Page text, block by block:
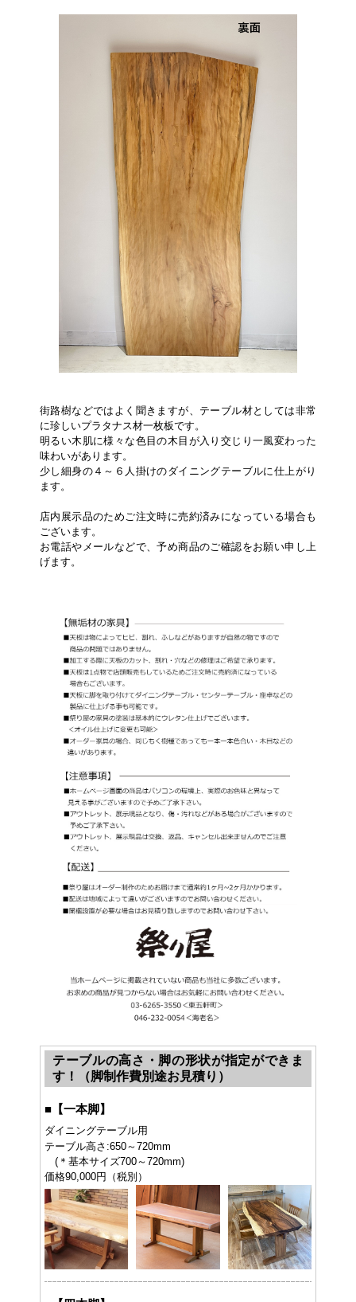
街路樹などではよく聞きますが、テーブル材としては非常
に珍しいプラタナス材一枚板です。
明るい木肌に様々な色目の木目が入り交じり一風変わった
味わいがあります。
少し細身の４～６人掛けのダイニングテーブルに仕上がり
ます。
店内展示品のためご注文時に売約済みになっている場合も
ございます。
お電話やメールなどで、予め商品のご確認をお願い申し上
げます。
テーブルの高さ・脚の形状が指定ができま
す！（脚制作費別途お見積り）
■ 【一本脚】
ダイニングテーブル用
テーブル高さ:650～720mm
(＊基本サイズ700～720mm)
価格90,000円（税別）